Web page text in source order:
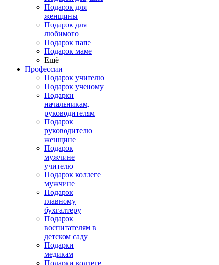
Подарок для
женщины
Подарок для
любимого
Подарок папе
Подарок маме
Ещё
Профессии
Подарок учителю
Подарок ученому
Подарки
начальникам,
руководителям
Подарок
руководителю
женщине
Подарок
мужчине
учителю
Подарок коллеге
мужчине
Подарок
главному
бухгалтеру
Подарок
воспитателям в
детском саду
Подарки
медикам
Подарки коллеге